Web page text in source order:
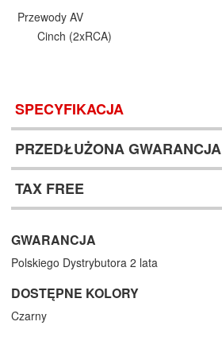
Przewody AV
Cinch (2xRCA)
SPECYFIKACJA
PRZEDŁUŻONA GWARANCJA
TAX FREE
GWARANCJA
Polskiego Dystrybutora 2 lata
DOSTĘPNE KOLORY
Czarny